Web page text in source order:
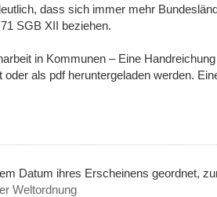
dass sich immer mehr
SGB XII beziehen.
in Kommunen – Eine
oder als pdf heruntergeladen werden.
Datum ihres Erscheinens geordnet,
Weltordnung